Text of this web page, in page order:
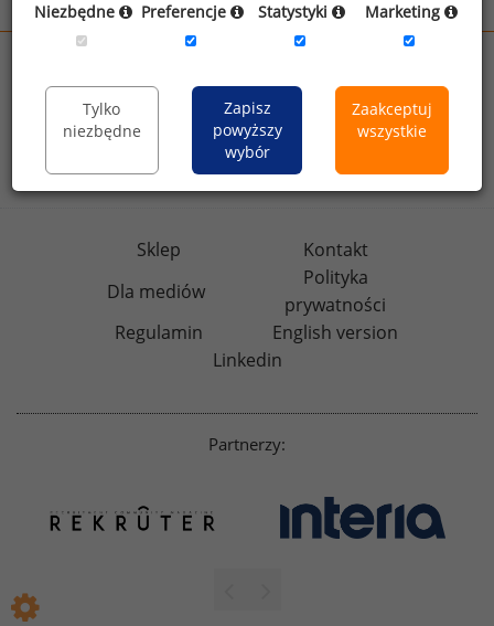
sedlak.pl
kfw.sedlak.pl
rynekpracy.pl
raportyplacowe.pl
Sklep
Kontakt
Dla mediów
Polityka
prywatności
Regulamin
English version
Linkedin
Partnerzy:
Niezbędne Preferencje Statystyki Marketing
Tylko
niezbędne
Zapisz
powyższy
wybór
Zaakceptuj
wszystkie